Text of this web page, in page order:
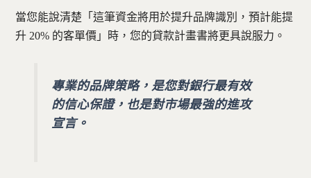
當您能說清楚「這筆資金將用於提升品牌識別，預計能提
升 20% 的客單價」時，您的貸款計畫書將更具說服力。
專業的品牌策略，是您對銀行最有效
的信心保證，也是對市場最強的進攻
宣言。